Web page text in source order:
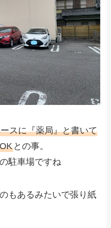
スに『薬局』と書いて
との事。
駐車場ですね
もあるみたいで張り紙